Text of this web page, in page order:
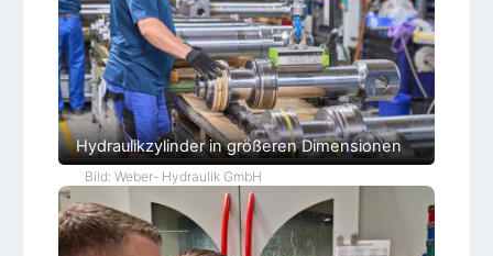
Hydraulikzylinder in größeren Dimensionen
Bild: Weber- Hydraulik GmbH